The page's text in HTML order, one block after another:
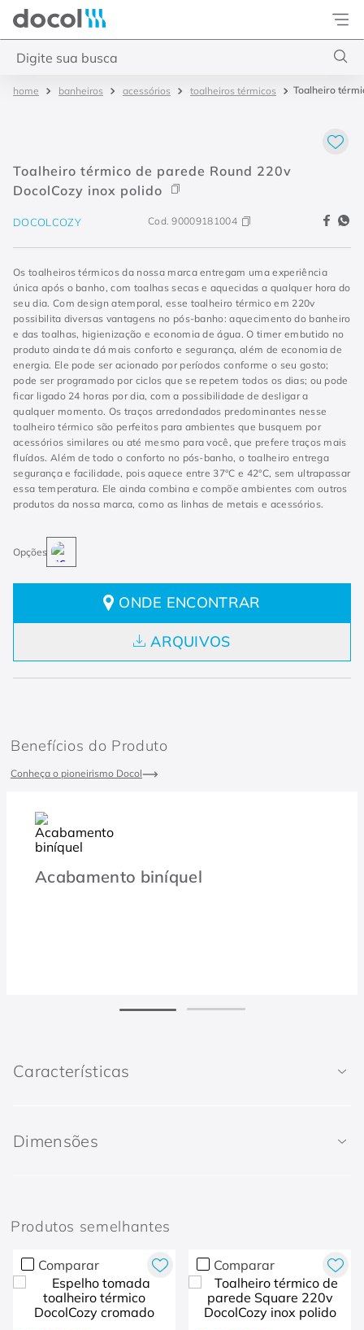
Docol
banheiros acessórios toalheiros térmicos Toalheiro
Toalheiro térmico de parede Round 220v
DocolCozy inox polido
DOCOLCOZY Cod.90009181004
Os toalheiros térmicos da nossa marca entregam uma experiência
única após o banho, com toalhas secas e aquecidas a qualquer hora do
seu dia. Com design atemporal, esse toalheiro térmico em 220v
possibilita diversas vantagens no pós-banho: aquecimento do banheiro
e das toalhas, higienização e economia de água. O timer embutido no
produto ainda te dá mais conforto e segurança, além de economia de
energia. Ele pode ser acionado por períodos conforme o seu gosto;
pode ser programado por ciclos que se repetem todos os dias; ou pode
ficar ligado 24 horas por dia, com a possibilidade de desligar a
qualquer momento. Os traços arredondados predominantes nesse
toalheiro térmico são perfeitos para ambientes que busquem por
acessórios similares ou até mesmo para você, que prefere traços mais
fluídos. Além de todo o conforto no pós-banho, o toalheiro entrega
segurança e facilidade, pois aquece entre 37°C e 42°C, sem ultrapassar
essa temperatura. Ele ainda combina e compõe ambientes com outros
produtos da nossa marca, como as linhas de metais e acessórios.
ONDE ENCONTRAR
ARQUIVOS
Benefícios do Produto
Conheça o pioneirismo Docol
Acabamento biníquel
Características
Dimensões
Produtos semelhantes
Comparar Comparar
misturador